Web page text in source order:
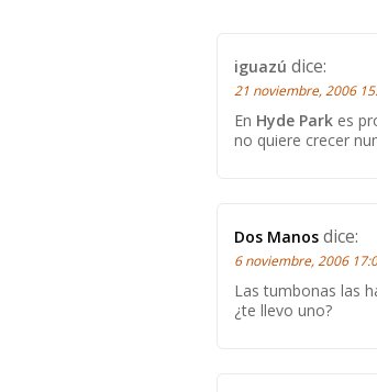
iguazú dice:
21 noviembre, 2006
En Hyde Park es
no quiere crecer
Dos Manos dice:
6 noviembre, 2006
Las tumbonas las
¿te llevo uno?